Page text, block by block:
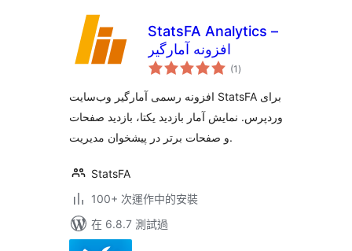
StatsFA Analytics –
افزونه آمارگیر
(1 總
評)
افزونه رسمی آمارگیر وب‌سایت StatsFA برای
وردپرس. نمایش آمار بازدید یکتا، بازدید صفحات
و صفحات برتر در پیشخوان مدیریت.
StatsFA
100+ 次運作中的安裝
在 6.8.7 測試過